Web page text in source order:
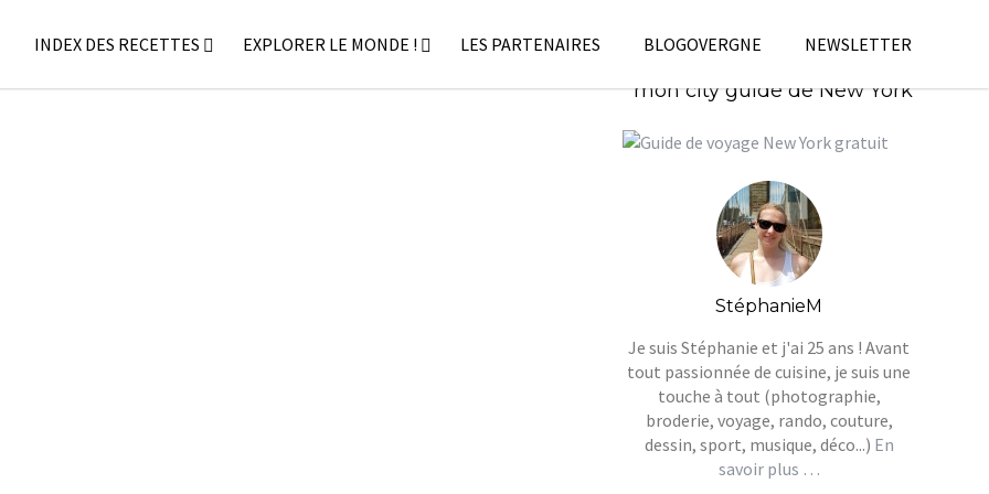
INDEX DES RECETTES EXPLORER LE MONDE ! LES PARTENAIRES BLOGOVERGNE NEWSLETTER
mon city guide de New York
StéphanieM
Je suis Stéphanie et j'ai 25 ans ! Avant
tout passionnée de cuisine, je suis une
touche à tout (photographie,
broderie, voyage, rando, couture,
dessin, sport, musique, déco...) En
savoir plus …